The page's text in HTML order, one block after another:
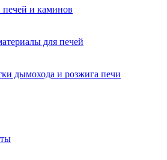
и каминов
для печей
дымохода и розжига печи